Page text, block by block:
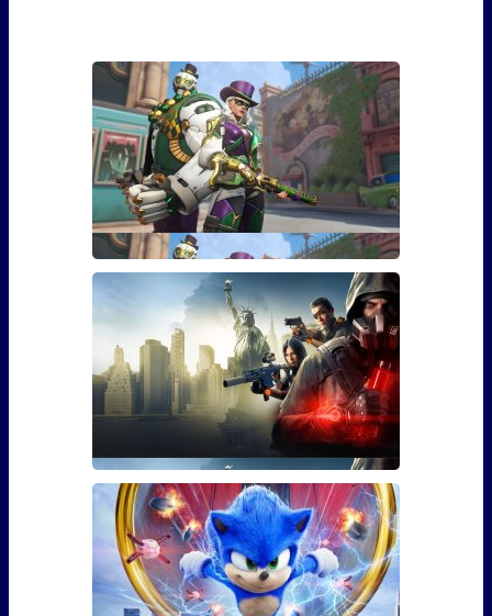
Гайд: Как открыть скин Марди
Гра для Эш из Overwatch
Если вы играли в Overwatch, то наверняка видели
там персона
Гайд: Как использовать бустер
30 уровня для The Division 2
Фанаты The Division 2 наверняка уже в курсе, что 3
марта игра �